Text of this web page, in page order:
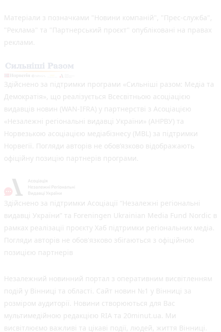
Матеріали з позначками "Новини компаній", "Прес-служба",
"Реклама" та "Партнерський проєкт" опубліковані на правах
реклами.
Здійснено за підтримки програми «Сильніші разом: Медіа та
Демократія», що реалізується Всесвітньою асоціацією
видавців новин (WAN-IFRA) у партнерстві з Асоціацією
«Незалежні регіональні видавці України» (АНРВУ) та
Норвезькою асоціацією медіабізнесу (MBL) за підтримки
Норвегії. Погляди авторів не обов’язково відображають
офіційну позицію партнерів програми.
Здійснено за підтримки Асоціації “Незалежні регіональні
видавці України” та Foreningen Ukrainian Media Fund Nordic в
рамках реалізації проєкту Хаб підтримки регіональних медіа.
Погляди авторів не обов'язково збігаються з офіційною
позицією партнерів
Незалежний новинний портал з оперативним висвітленням
подій у Вінниці та області. Сайт новин №1 у Вінниці за
розміром аудиторії. Новини створюються для Вас
мультимедійною редакцією RIA та 20minut.ua. Ми
висвітлюємо важливі та цікаві події, людей, життя Вінниці.